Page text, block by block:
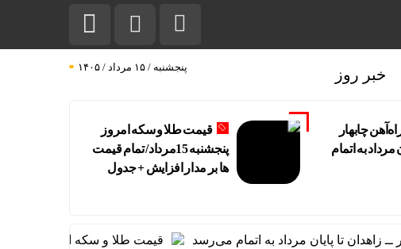
خبر روز پنجشنبه / ۱۵ مرداد / ۱۴۰۵
چابهار
مرداد به اتمام
قیمت طلا و سکه امروز
پنجشنبه 15مرداد/ تمام قیمت
ها بر مدار افزایش + جدول
پایان مرداد به اتمام می‌رسد قیمت طلا و سکه امروز پنجشنبه 15مرداد/ تمام قیمت ها بر مدار افزایش + جدول